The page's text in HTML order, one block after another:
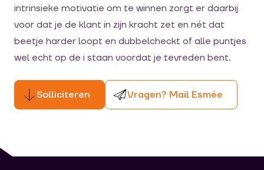
intrinsieke motivatie om te winnen zorgt er daarbij
voor dat je de klant in zijn kracht zet en nét dat
beetje harder loopt en dubbelcheckt of alle puntjes
wel echt op de i staan voordat je tevreden bent.
Solliciteren Vragen? Mail Esmée